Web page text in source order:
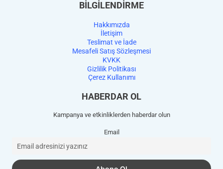
BİLGİLENDİRME
Hakkımızda
İletişim
Teslimat ve İade
Mesafeli Satış Sözleşmesi
KVKK
Gizlilik Politikası
Çerez Kullanımı
HABERDAR OL
Kampanya ve etkinliklerden haberdar olun
Email